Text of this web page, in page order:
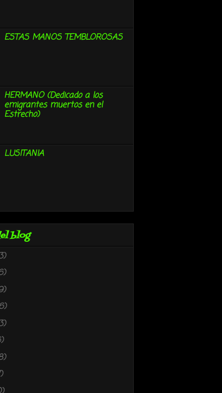
ESTAS MANOS TEMBLOROSAS
HERMANO (Dedicado a los
emigrantes muertos en el
Estrecho)
LUSITANIA
blog